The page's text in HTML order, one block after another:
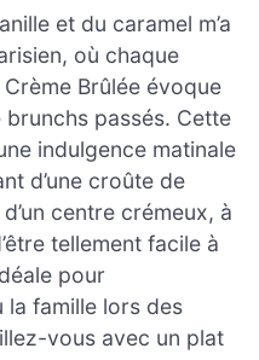
et du caramel m’a
où chaque
Brûlée évoque
passés. Cette
indulgence matinale
d’une croûte de
centre crémeux, à
tellement facile à
pour
la famille lors des
vous avec un plat